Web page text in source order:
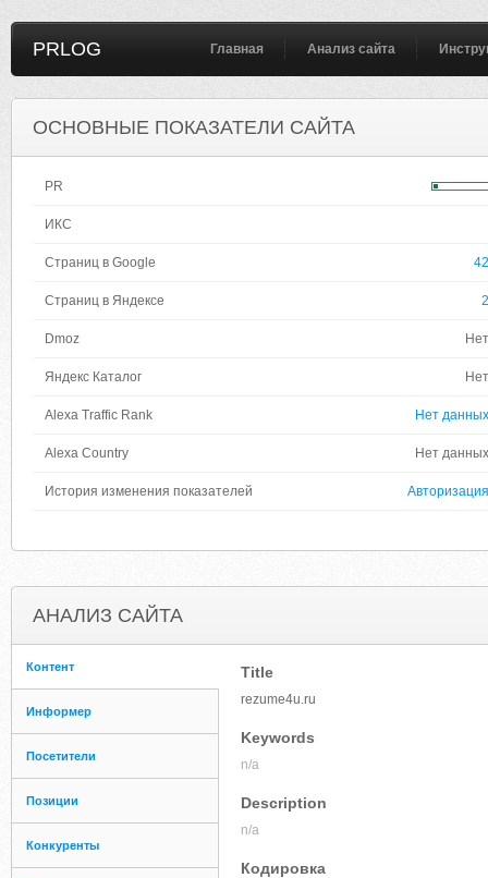
PRLOG Главная Анализ сайта
ОСНОВНЫЕ ПОКАЗАТЕЛИ САЙТА
PR
ИКС
Страниц в Google 42
Страниц в Яндексе 2
Dmoz Нет
Яндекс Каталог Нет
Alexa Traffic Rank Нет данных
Alexa Country Нет данных
История изменения показателей Авторизация
АНАЛИЗ САЙТА
Контент
Информер
Посетители
Позиции
Конкуренты
Title
rezume4u.ru
Keywords
n/a
Description
n/a
Кодировка